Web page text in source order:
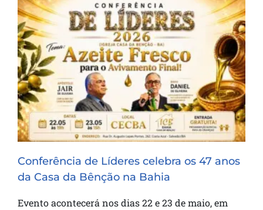
Conferência de Líderes celebra os 47
anos da Casa da Bênção na Bahia
Conferência de Líderes celebra os 47 anos
da Casa da Bênção na Bahia
Evento acontecerá nos dias 22 e 23 de maio, em